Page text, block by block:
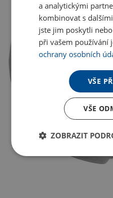
a analytickými
kombinovat s
jste jim poskytli
při vašem používání
ochrany osobních
VŠE
VŠE
ZOBRAZIT